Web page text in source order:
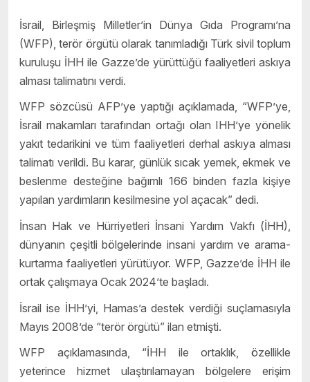
İsrail, Birleşmiş Milletler’in Dünya Gıda Programı’na
(WFP), terör örgütü olarak tanımladığı Türk sivil toplum
kuruluşu İHH ile Gazze’de yürüttüğü faaliyetleri askıya
alması talimatını verdi.
WFP sözcüsü AFP’ye yaptığı açıklamada, “WFP’ye,
İsrail makamları tarafından ortağı olan IHH’ye yönelik
yakıt tedarikini ve tüm faaliyetleri derhal askıya alması
talimatı verildi. Bu karar, günlük sıcak yemek, ekmek ve
beslenme desteğine bağımlı 166 binden fazla kişiye
yapılan yardımların kesilmesine yol açacak” dedi.
İnsan Hak ve Hürriyetleri İnsani Yardım Vakfı (İHH),
dünyanın çeşitli bölgelerinde insani yardım ve arama-
kurtarma faaliyetleri yürütüyor. WFP, Gazze’de İHH ile
ortak çalışmaya Ocak 2024’te başladı.
İsrail ise İHH’yi, Hamas’a destek verdiği suçlamasıyla
Mayıs 2008’de “terör örgütü” ilan etmişti.
WFP açıklamasında, “İHH ile ortaklık, özellikle
yeterince hizmet ulaştırılamayan bölgelere erişim